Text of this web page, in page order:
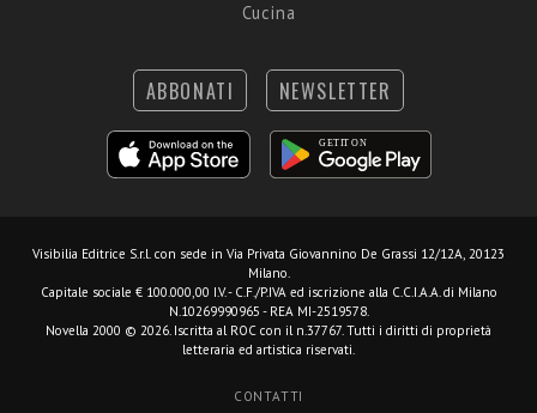
Cucina
ABBONATI NEWSLETTER
Visibilia Editrice S.r.l. con sede in Via Privata Giovannino De Grassi 12/12A, 20123
Milano.
Capitale sociale € 100.000,00 I.V. - C.F./P.IVA ed iscrizione alla C.C.I.A.A. di Milano
N.10269990965 - REA MI-2519578.
Novella 2000 © 2026. Iscritta al ROC con il n.37767. Tutti i diritti di proprietà
letteraria ed artistica riservati.
CONTATTI